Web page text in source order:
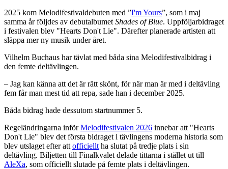
2025 kom Melodifestivaldebuten med ”I'm Yours”, som i maj
samma år följdes av debutalbumet Shades of Blue. Uppföljarbidraget
i festivalen blev "Hearts Don't Lie". Därefter planerade artisten att
släppa mer ny musik under året.
Vilhelm Buchaus har tävlat med båda sina Melodifestivalbidrag i
den femte deltävlingen.
– Jag kan känna att det är rätt skönt, för när man är med i deltävling
fem får man mest tid att repa, sade han i december 2025.
Båda bidrag hade dessutom startnummer 5.
Regeländringarna införMelodifestivalen 2026 innebar att "Hearts
Don't Lie" blev det första bidraget i tävlingens moderna historia som
blev utslaget efter att officiellt ha slutat på tredje plats i sin
deltävling. Biljetten till Finalkvalet delade tittarna i stället ut till
AleXa, som officiellt slutade på femte plats i deltävlingen.